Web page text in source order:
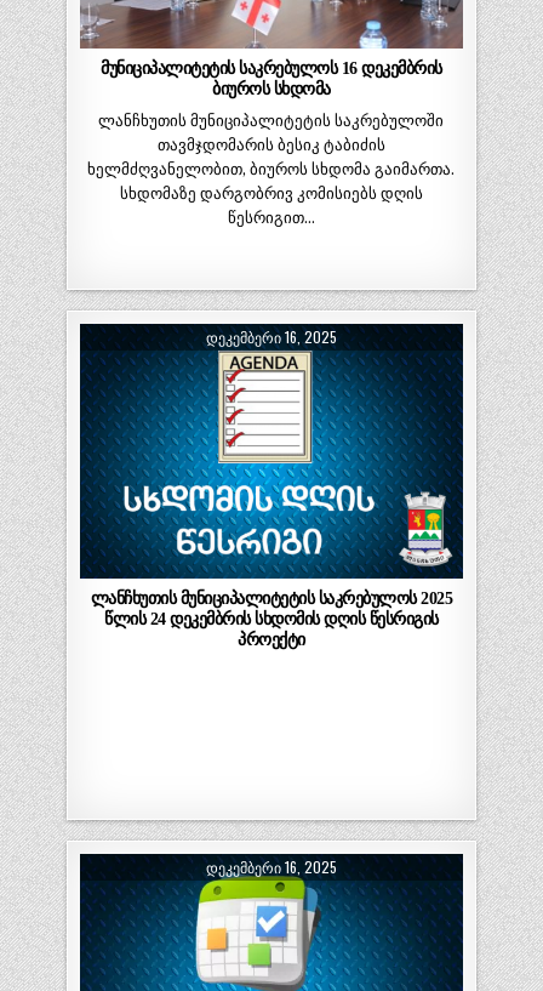
მუნიციპალიტეტის საკრებულოს 16 დეკემბრის
ბიუროს სხდომა
ლანჩხუთის მუნიციპალიტეტის საკრებულოში
თავმჯდომარის ბესიკ ტაბიძის
ხელმძღვანელობით, ბიუროს სხდომა გაიმართა.
სხდომაზე დარგობრივ კომისიებს დღის
წესრიგით…
ᲓᲔᲙᲔᲛᲑᲔᲠᲘ 16, 2025
ლანჩხუთის მუნიციპალიტეტის საკრებულოს 2025
წლის 24 დეკემბრის სხდომის დღის წესრიგის
პროექტი
ᲓᲔᲙᲔᲛᲑᲔᲠᲘ 16, 2025